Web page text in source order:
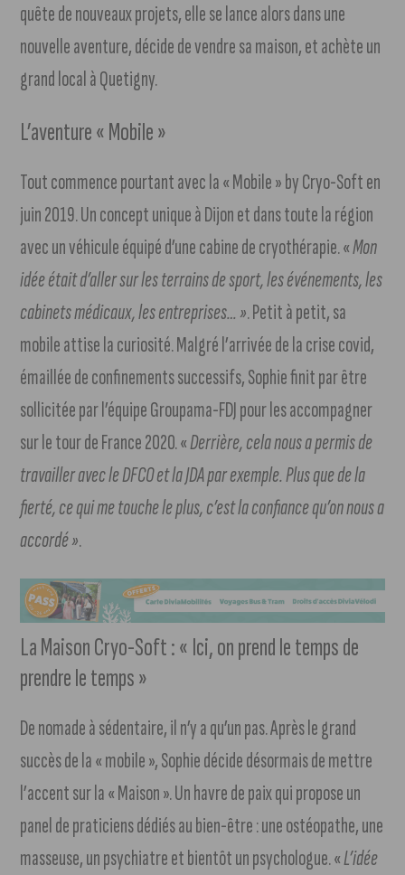
quête de nouveaux projets, elle se lance alors dans une
nouvelle aventure, décide de vendre sa maison, et achète un
grand local à Quetigny.
L’aventure « Mobile »
Tout commence pourtant avec la « Mobile » by Cryo-Soft en
juin 2019. Un concept unique à Dijon et dans toute la région
avec un véhicule équipé d’une cabine de cryothérapie. «Mon
idée était d’aller sur les terrains de sport, les événements, les
cabinets médicaux, les entreprises… ». Petit à petit, sa
mobile attise la curiosité. Malgré l’arrivée de la crise covid,
émaillée de confinements successifs, Sophie finit par être
sollicitée par l’équipe Groupama-FDJ pour les accompagner
sur le tour de France 2020. «Derrière, cela nous a permis de
travailler avec le DFCO et la JDA par exemple. Plus que de la
fierté, ce qui me touche le plus, c’est la confiance qu’on nous a
accordé ».
La Maison Cryo-Soft : « Ici, on prend le temps de
prendre le temps »
De nomade à sédentaire, il n’y a qu’un pas. Après le grand
succès de la « mobile », Sophie décide désormais de mettre
l’accent sur la « Maison ». Un havre de paix qui propose un
panel de praticiens dédiés au bien-être : une ostéopathe, une
masseuse, un psychiatre et bientôt un psychologue. «L’idée